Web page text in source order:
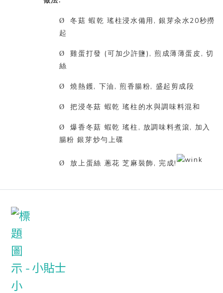
Ø 冬菇 蝦乾 瑤柱浸水備用 , 銀芽汆水20秒撈
起
Ø 雞蛋打發 (可加少許鹽), 煎成薄薄蛋皮 , 切
絲
Ø 燒熱鑊 , 下油 , 煎香腸粉, 盛起剪成段
Ø 把浸冬菇 蝦乾 瑤柱的水與調味料混和
Ø 爆香冬菇 蝦乾 瑤柱 , 放調味料煮滾 ,
加入
腸粉 銀芽炒勻上碟
Ø 放上蛋絲 蔥花 芝麻裝飾 , 完成!
小貼士